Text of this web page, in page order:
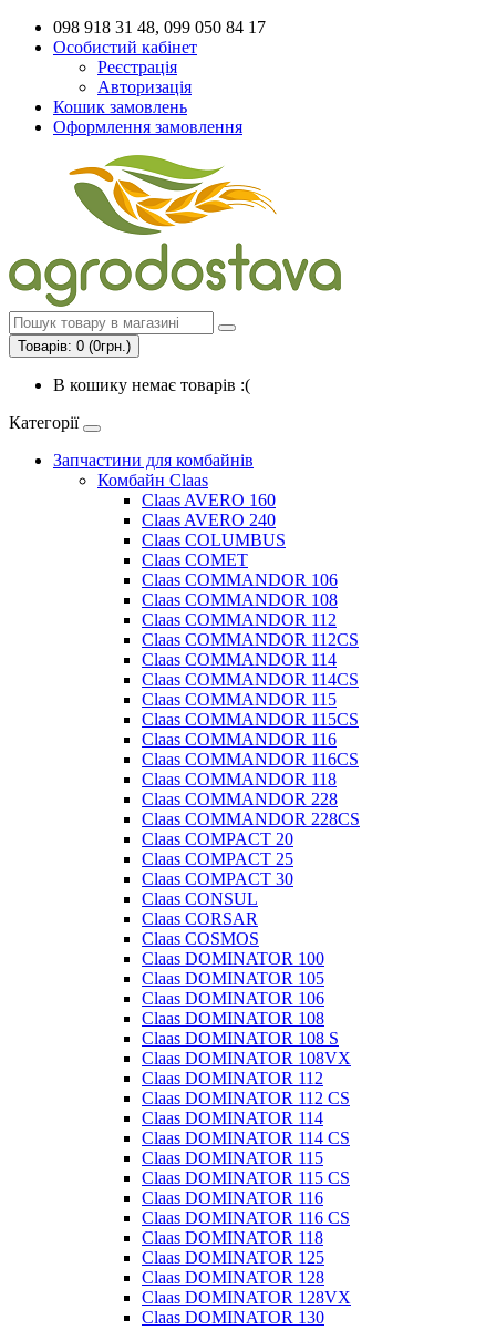
098 918 31 48, 099 050 84 17
Особистий кабінет
Реєстрація
Авторизація
Кошик замовлень
Оформлення замовлення
Товарів: 0 (0грн.)
В кошику немає товарів :(
Категорії
Запчастини для комбайнів
Комбайн Claas
Claas AVERO 160
Claas AVERO 240
Claas COLUMBUS
Claas COMET
Claas COMMANDOR 106
Claas COMMANDOR 108
Claas COMMANDOR 112
Claas COMMANDOR 112CS
Claas COMMANDOR 114
Claas COMMANDOR 114CS
Claas COMMANDOR 115
Claas COMMANDOR 115CS
Claas COMMANDOR 116
Claas COMMANDOR 116CS
Claas COMMANDOR 118
Claas COMMANDOR 228
Claas COMMANDOR 228CS
Claas COMPACT 20
Claas COMPACT 25
Claas COMPACT 30
Claas CONSUL
Claas CORSAR
Claas COSMOS
Claas DOMINATOR 100
Claas DOMINATOR 105
Claas DOMINATOR 106
Claas DOMINATOR 108
Claas DOMINATOR 108 S
Claas DOMINATOR 108VX
Claas DOMINATOR 112
Claas DOMINATOR 112 CS
Claas DOMINATOR 114
Claas DOMINATOR 114 CS
Claas DOMINATOR 115
Claas DOMINATOR 115 CS
Claas DOMINATOR 116
Claas DOMINATOR 116 CS
Claas DOMINATOR 118
Claas DOMINATOR 125
Claas DOMINATOR 128
Claas DOMINATOR 128VX
Claas DOMINATOR 130